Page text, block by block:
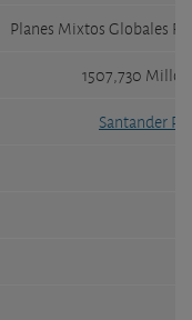
Planes Mixtos Globales
1507,730
Santander